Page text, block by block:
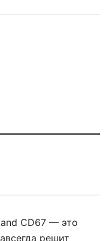
CD67 — это
решит